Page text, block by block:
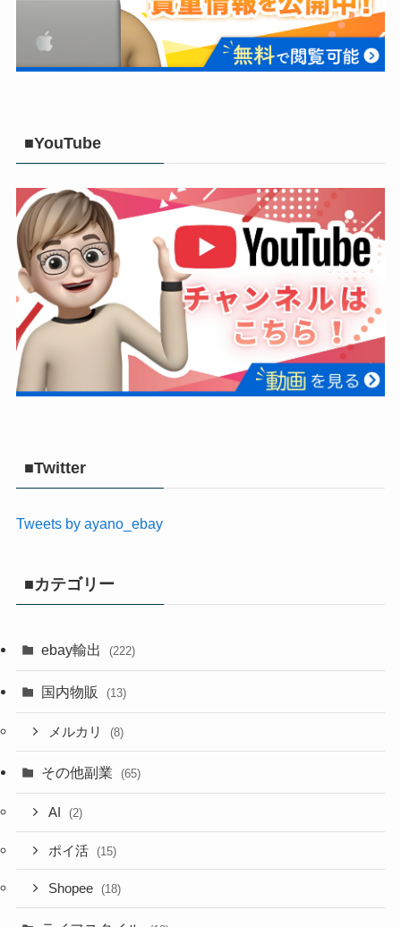
■YouTube
■Twitter
Tweets by ayano_ebay
■カテゴリー
ebay輸出 (222)
国内物販 (13)
メルカリ (8)
その他副業 (65)
AI (2)
ポイ活 (15)
Shopee (18)